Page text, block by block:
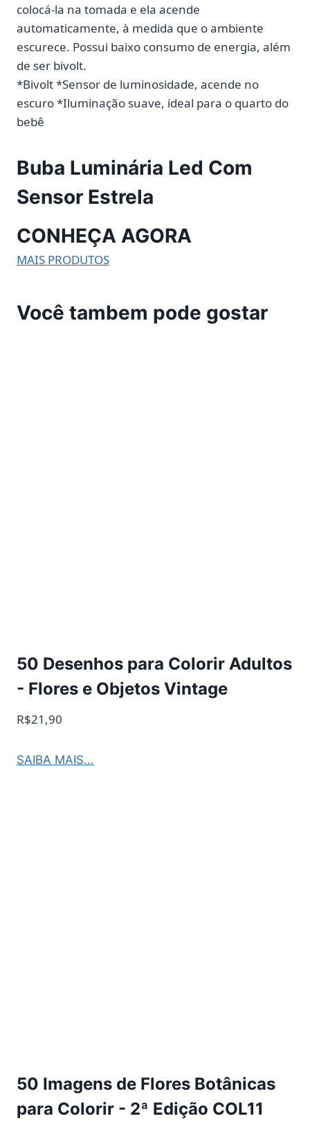
colocá-la na tomada e ela acende
automaticamente, à medida que o ambiente
escurece. Possui baixo consumo de energia, além
de ser bivolt.
*Bivolt *Sensor de luminosidade, acende no
escuro *Iluminação suave, ideal para o quarto do
bebê
Buba Luminária Led Com
Sensor Estrela
CONHEÇA AGORA
MAIS PRODUTOS
Você tambem pode gostar
50 Desenhos para Colorir Adultos
- Flores e Objetos Vintage
R$21,90
SAIBA MAIS...
50 Imagens de Flores Botânicas
para Colorir - 2ª Edição COL11